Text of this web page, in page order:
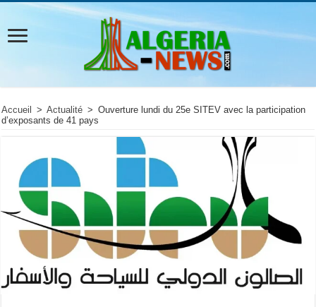
Accueil > Actualité > Ouverture lundi du 25e SITEV avec la participation
d’exposants de 41 pays